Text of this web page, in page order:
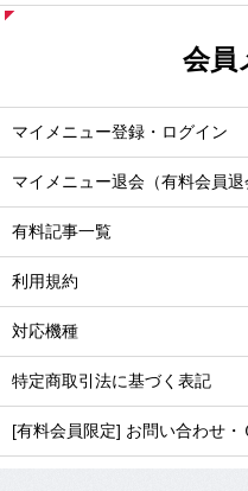
会員
マイメニュー登録・ログイン
マイメニュー退会（有料会員退
有料記事一覧
利用規約
対応機種
特定商取引法に基づく表記
[有料会員限定] お問い合わせ・